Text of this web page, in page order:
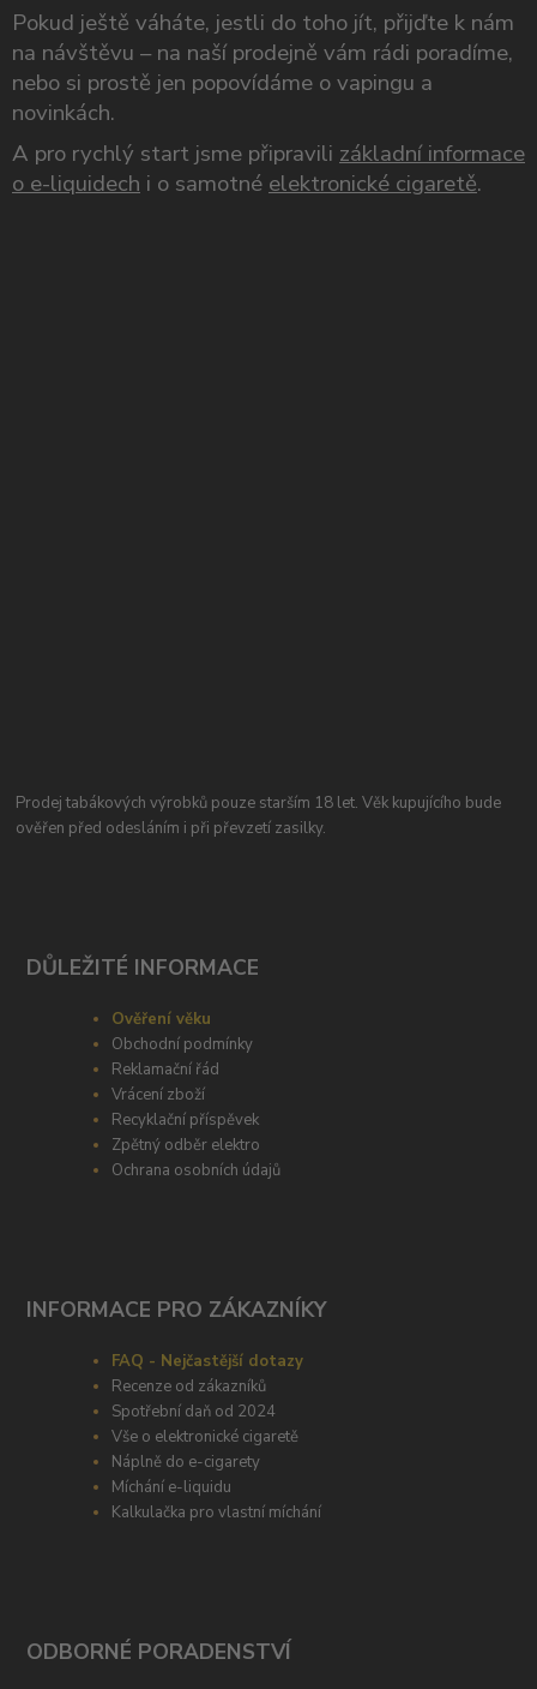
Pokud ještě váháte, jestli do toho jít, přijďte k nám
na návštěvu – na naší prodejně vám rádi poradíme,
nebo si prostě jen popovídáme o vapingu a
novinkách.
A pro rychlý start jsme připravili základní informace
o e-liquidech i o samotné elektronické cigaretě.
Prodej tabákových výrobků pouze starším 18 let. Věk kupujícího bude
ověřen před odesláním i při převzetí zasilky.
DŮLEŽITÉ INFORMACE
Ověření věku
Obchodní podmínky
Reklamační řád
Vrácení zboží
Recyklační příspěvek
Zpětný odběr elektro
Ochrana osobních údajů
INFORMACE PRO ZÁKAZNÍKY
FAQ - Nejčastější dotazy
Recenze od zákazníků
Spotřební daň od 2024
Vše o elektronické cigaretě
Náplně do e-cigarety
Míchání e-liquidu
Kalkulačka pro vlastní míchání
ODBORNÉ PORADENSTVÍ